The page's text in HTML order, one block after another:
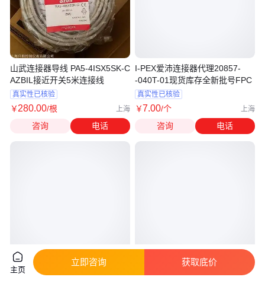
山武连接器导线 PA5-4ISX5SK-C
AZBIL接近开关5米连接线
真实性已核验
￥280.00/根 上海
咨询 电话
Speedtech宣德代理 奥纳科技销
I-PEX爱沛连接器代理20857-
-040T-01现货库存全新批号FPC
真实性已核验
￥7.00/个 上海
咨询 电话
泰科连接器代理商|TE一级代理
主页
立即咨询 获取底价